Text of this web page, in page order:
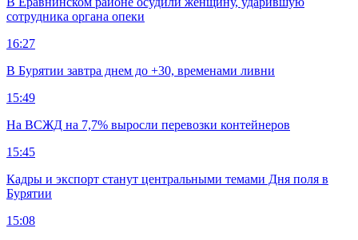
сотрудника органа опеки
16:27
В Бурятии завтра днем до +30, временами ливни
15:49
На ВСЖД на 7,7% выросли перевозки контейнеров
15:45
Кадры и экспорт станут центральными темами Дня поля в
Бурятии
15:08